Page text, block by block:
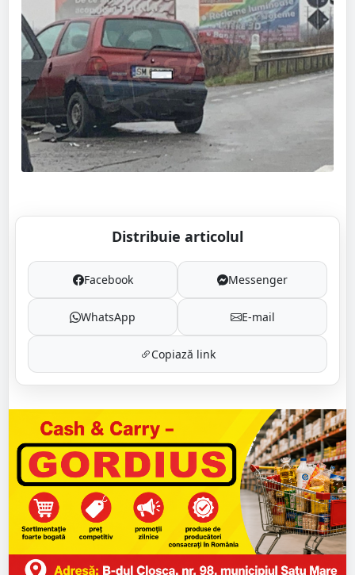
Distribuie articolul
Facebook Messenger
WhatsApp E-mail
Copiază link